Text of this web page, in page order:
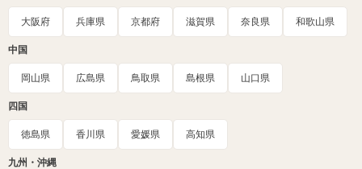
大阪府 兵庫県 京都府 滋賀県 奈良県 和歌山県
中国
岡山県 広島県 鳥取県 島根県 山口県
四国
徳島県 香川県 愛媛県 高知県
九州・沖縄